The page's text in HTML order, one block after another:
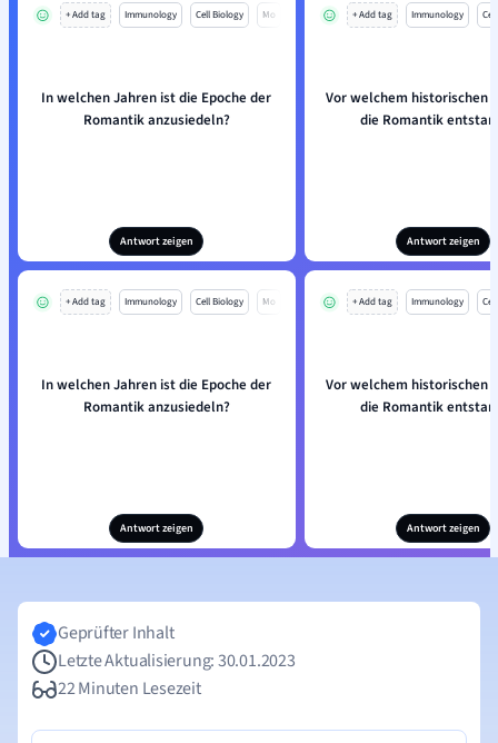
+ Add tag Immunology Cell Biology Mo
In welchen Jahren ist die Epoche der
Romantik anzusiedeln?
Antwort zeigen
+ Add tag Immunology
Vor welchem historischen
die Romantik
Antwort zeigen
+ Add tag Immunology Cell Biology Mo
In welchen Jahren ist die Epoche der
Romantik anzusiedeln?
Antwort zeigen
+ Add tag Immunology
Vor welchem historischen
die Romantik
Antwort zeigen
Geprüfter Inhalt
Letzte Aktualisierung: 30.01.2023
22 Minuten Lesezeit